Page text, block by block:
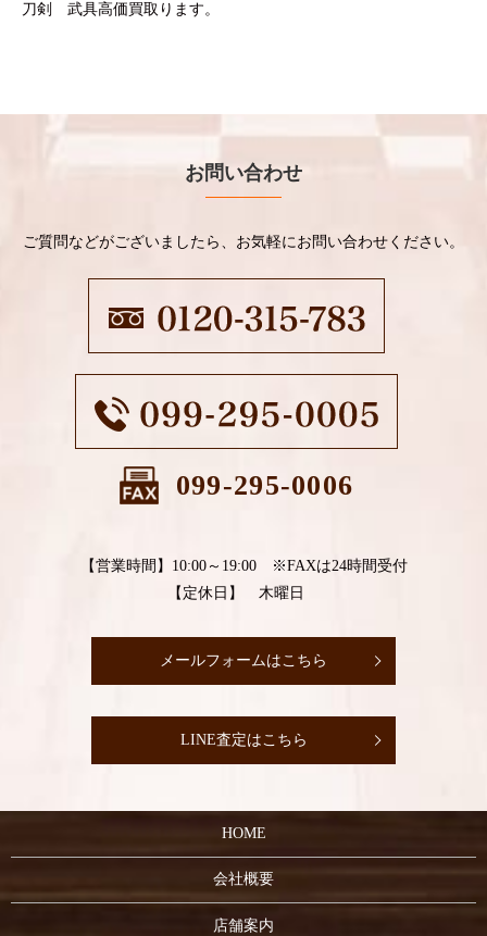
刀剣 武具高価買取ります。
お問い合わせ
ご質問などがございましたら、お気軽にお問い合わせください。
099-295-0006
【営業時間】10:00～19:00 ※FAXは24時間受付
【定休日】 木曜日
メールフォームはこちら
LINE査定はこちら
HOME
会社概要
店舗案内